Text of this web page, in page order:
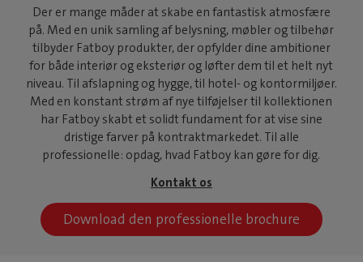
Der er mange måder at skabe en fantastisk atmosfære
på. Med en unik samling af belysning, møbler og tilbehør
tilbyder Fatboy produkter, der opfylder dine ambitioner
for både interiør og eksteriør og løfter dem til et helt nyt
niveau. Til afslapning og hygge, til hotel- og kontormiljøer.
Med en konstant strøm af nye tilføjelser til kollektionen
har Fatboy skabt et solidt fundament for at vise sine
dristige farver på kontraktmarkedet. Til alle
professionelle: opdag, hvad Fatboy kan gøre for dig.
Kontakt os
Download den professionelle brochure